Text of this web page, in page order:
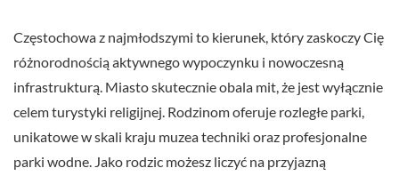
Częstochowa z najmłodszymi to kierunek, który zaskoczy Cię
różnorodnością aktywnego wypoczynku i nowoczesną
infrastrukturą. Miasto skutecznie obala mit, że jest wyłącznie
celem turystyki religijnej. Rodzinom oferuje rozległe parki,
unikatowe w skali kraju muzea techniki oraz profesjonalne
parki wodne. Jako rodzic możesz liczyć na przyjazną